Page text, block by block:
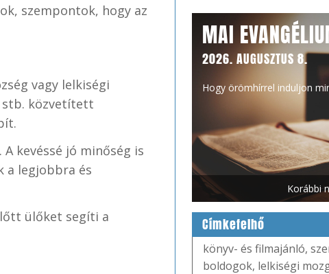
szempontok, hogy az
vagy lelkiségi
stb. közvetített
kevéssé jó minőség is
a legjobbra és
ülőket segíti a
MAI
2026. AUGUSZTUS 8.
Hogy örömhírrel induljon
Korábbi
Címkefelhő
könyv- és filmajánló,
boldogok, lelkiségi